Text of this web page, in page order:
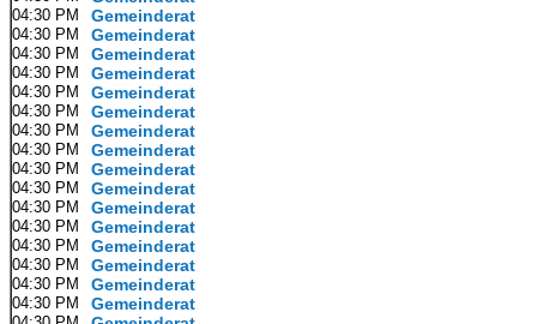
04:30 PM Gemeinderat
04:30 PM Gemeinderat
04:30 PM Gemeinderat
04:30 PM Gemeinderat
04:30 PM Gemeinderat
04:30 PM Gemeinderat
04:30 PM Gemeinderat
04:30 PM Gemeinderat
04:30 PM Gemeinderat
04:30 PM Gemeinderat
04:30 PM Gemeinderat
04:30 PM Gemeinderat
04:30 PM Gemeinderat
04:30 PM Gemeinderat
04:30 PM Gemeinderat
04:30 PM Gemeinderat